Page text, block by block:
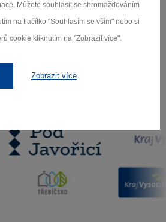
Můžete souhlasit se shromažďováním
na tlačítko "Souhlasím se vším" nebo si
cookie kliknutím na "Zobrazit více".
Zobrazit více
Odebírat